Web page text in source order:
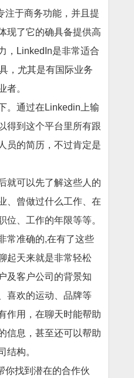
注于商务功能，并且提
现了它的确具备提供高
，LinkedIn是非常适合
，尤其是有国际业务
者。
。通过在Linkedin上输
得到这个平台里所有跟
员的简历，不过肯定是
就可以先了解这些人的
、曾做过什么工作、在
位、工作的年限等等。
常准确的,在有了这些
起天来就是非常轻松
及客户公司的背景知
喜欢的运动、品牌等
作用，在聊天时能帮助
信息，甚至还可以帮助
结构。
你找到潜在的合作伙